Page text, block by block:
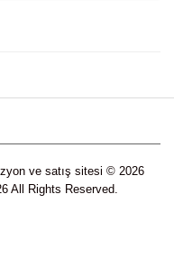
ve satış sitesi © 2026
All Rights Reserved.